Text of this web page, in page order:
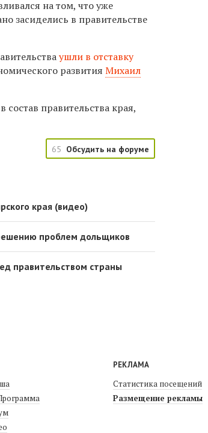
на том, что уже
засиделись в правительстве
ушли в отставку
развитияМихаил
правительства края,
65 Обсудить на форуме
края (видео)
проблем дольщиков
правительством страны
РЕКЛАМА
Статистика посещений
Размещение рекламы